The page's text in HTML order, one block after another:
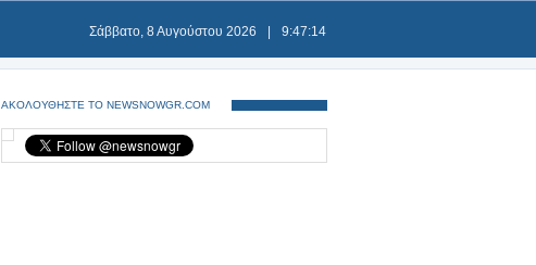
Σάββατο, 8 Αυγούστου 2026 9:47:14
ΑΚΟΛΟΥΘΗΣΤΕ ΤΟ NEWSNOWGR.COM